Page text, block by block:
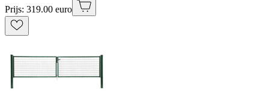
Prijs: 319.00 euro